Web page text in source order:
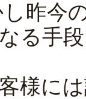
昨今
る手
様に